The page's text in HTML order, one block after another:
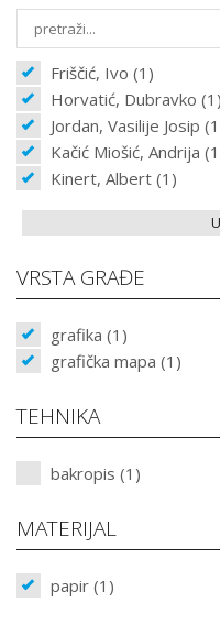
Friščić, Ivo (1)
Horvatić, Dubravko (1)
Jordan, Vasilije Josip
Kačić Miošić, Andrija
Kinert, Albert (1)
VRSTA GRAĐE
grafika (1)
grafička mapa (1)
TEHNIKA
bakropis (1)
MATERIJAL
papir (1)